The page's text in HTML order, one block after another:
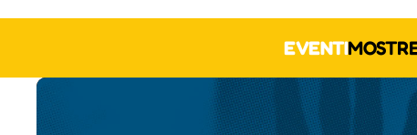
EVENTI